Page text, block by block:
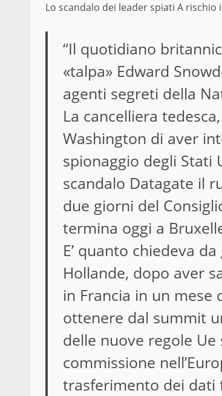
Lo scandalo dei leader spiati A rischio
“Il quotidiano
«talpa» Edward
agenti segreti della
La cancelliera
Washington di aver
spionaggio degli Stati
scandalo Datagate il
due giorni del
termina oggi a
E’ quanto chiedeva
Hollande, dopo aver
in Francia in un mese
ottenere dal summit
delle nuove regole
commissione
trasferimento dei dati